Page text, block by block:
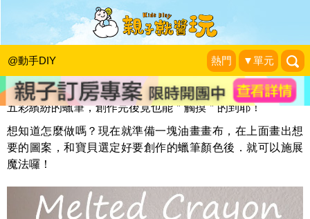
@動手DIY 熱門 ▼單元
熔蠟點點畫
KidsPlay編輯室
五彩繽紛的蠟筆，創作完後竟也能＂觸摸＂的到耶！
想知道怎麼做嗎？現在就準備一塊油畫畫布，在上面畫出想
要的圖案，和寶貝選定好要創作的蠟筆顏色後．就可以施展
魔法囉！